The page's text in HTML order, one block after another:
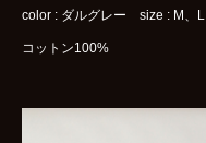
color : ダルグレー size : M、L
コットン100%